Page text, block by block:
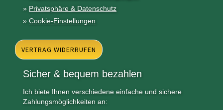
» Privatsphäre & Datenschutz
» Cookie-Einstellungen
VERTRAG WIDERRUFEN
Sicher & bequem bezahlen
Ich biete Ihnen verschiedene einfache und sichere
Zahlungsmöglichkeiten an: